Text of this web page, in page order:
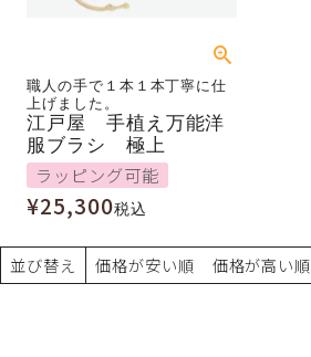
職人の手で１本１本丁寧に仕
上げました。
江戸屋 手植え万能洋
服ブラシ 極上
ラッピング可能
¥25,300税込
並び替え 価格が安い順 価格が高い順